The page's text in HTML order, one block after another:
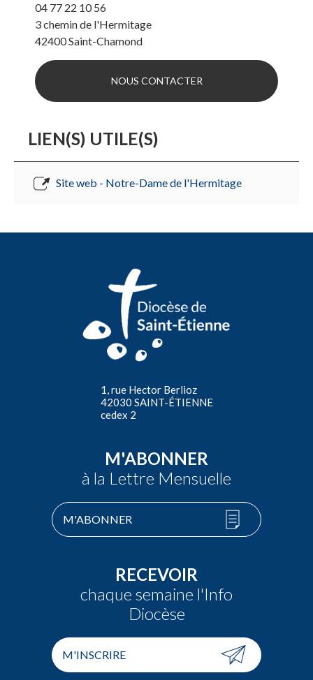
04 77 22 10 56
3 chemin de l'Hermitage
42400Saint-Chamond
NOUS CONTACTER
LIEN(S) UTILE(S)
Site web - Notre-Dame de l'Hermitage
1, rue Hector Berlioz
42030 SAINT-ÉTIENNE
cedex 2
M'ABONNER
à la Lettre Mensuelle
M'ABONNER
RECEVOIR
chaque semaine l'Info
Diocèse
M'INSCRIRE